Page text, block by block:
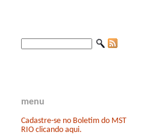
menu
Cadastre-se no Boletim do MST
RIO clicando aqui.